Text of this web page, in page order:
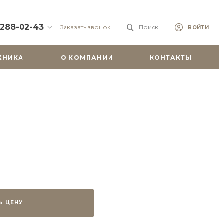
02-43
ул.
51
Заказать звонок Поиск ВОЙТИ
О КОМПАНИИ КОНТАКТЫ
ЦЕНУ